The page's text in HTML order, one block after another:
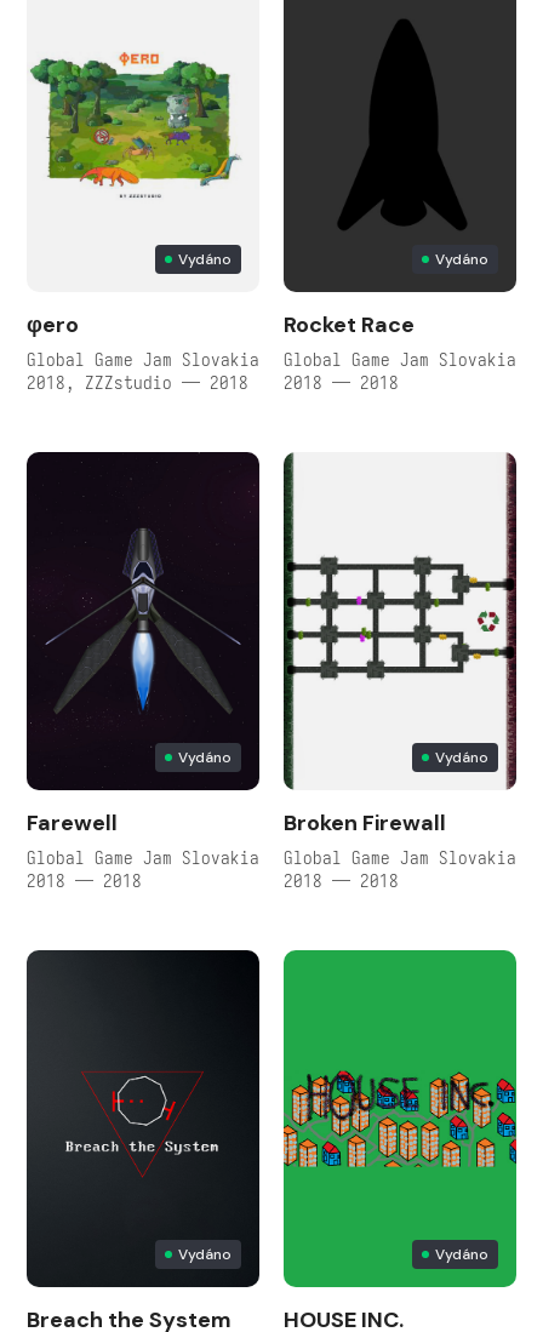
Vydáno
φero
Global Game Jam Slovakia
2018, ZZZstudio — 2018
Vydáno
Rocket Race
Global Game Jam Slovakia
2018 — 2018
Vydáno
Farewell
Global Game Jam Slovakia
2018 — 2018
Vydáno
Broken Firewall
Global Game Jam Slovakia
2018 — 2018
Vydáno
Breach the System
Vydáno
HOUSE INC.